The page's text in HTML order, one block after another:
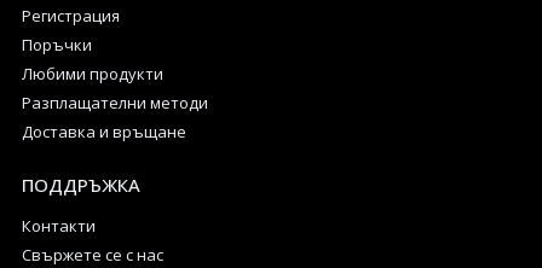
Регистрация
Поръчки
Любими продукти
Разплащателни методи
Доставка и връщане
ПОДДРЪЖКА
Контакти
Свържете се с нас